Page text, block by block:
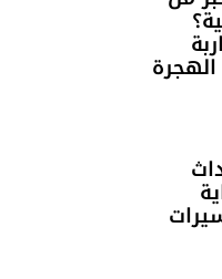
الهجرة